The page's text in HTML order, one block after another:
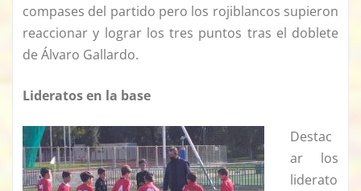
compases del partido pero los rojiblancos supieron
reaccionar y lograr los tres puntos tras el doblete
de Álvaro Gallardo.
Lideratos en la base
Destac
ar los
liderato